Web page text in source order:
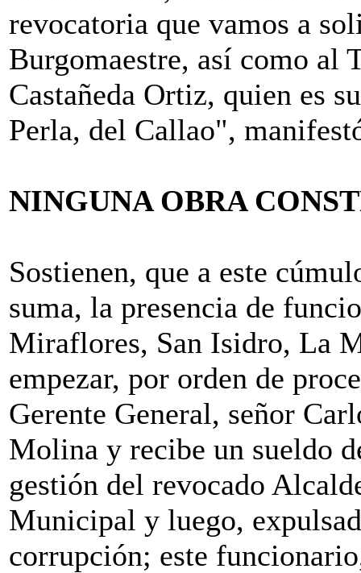
revocatoria que vamos a
Burgomaestre, así como al
Castañeda Ortiz, quien es
Perla, del Callao",
NINGUNA OBRA
Sostienen, que a este
suma, la presencia de
Miraflores, San Isidro, La
empezar, por orden de
Gerente General, señor
Molina y recibe un sueldo
gestión del revocado
Municipal y luego,
corrupción; este